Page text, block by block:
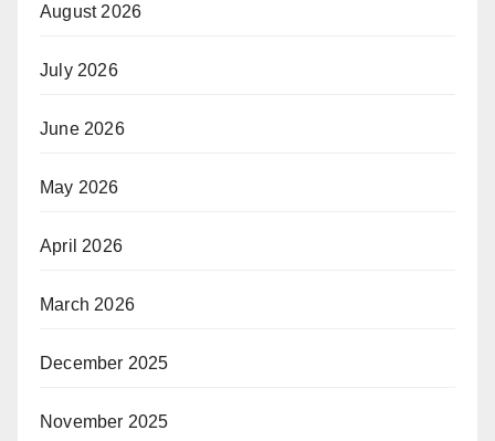
August 2026
July 2026
June 2026
May 2026
April 2026
March 2026
December 2025
November 2025